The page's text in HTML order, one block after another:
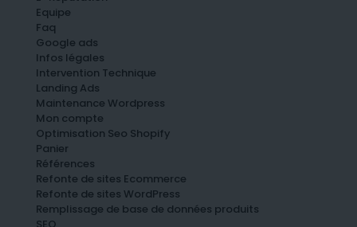
Equipe
Faq
Google ads
Infos légales
Intervention Technique
Landing Ads
Maintenance Wordpress
Mon compte
Optimisation Seo Shopify
Panier
Références
Refonte de sites Ecommerce
Refonte de sites WordPress
Remplissage de base de données produits
SEO